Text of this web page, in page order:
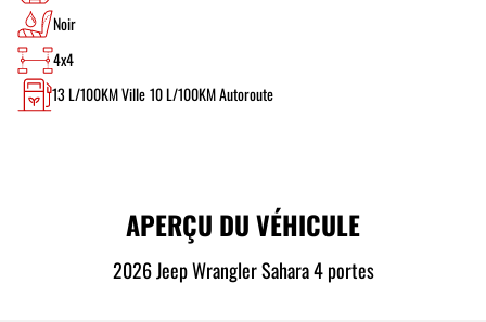
Noir
4x4
13L/100KM Ville10L/100KM Autoroute
APERÇU DU VÉHICULE
2026 Jeep Wrangler Sahara 4 portes